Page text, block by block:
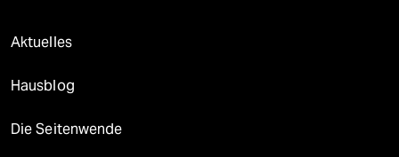
Aktuelles
Hausblog
Die Seitenwende